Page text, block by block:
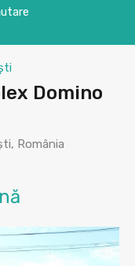
Domino
România